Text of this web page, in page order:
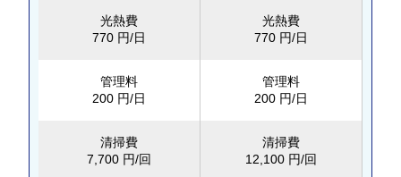
光熱費
770 円/日
管理料
200 円/日
清掃費
7,700 円/回
光熱費
770 円/日
管理料
200 円/日
清掃費
12,100 円/回